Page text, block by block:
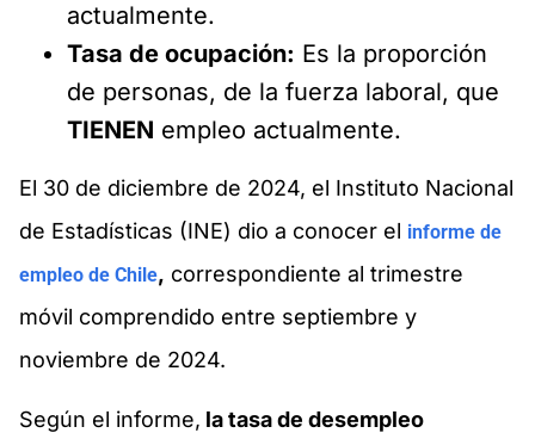
actualmente.
Tasa de ocupación: Es la proporción
de personas, de la fuerza laboral, que
TIENEN empleo actualmente.
El 30 de diciembre de 2024, el Instituto Nacional
de Estadísticas (INE) dio a conocer el informe de
empleo de Chile, correspondiente al trimestre
móvil comprendido entre septiembre y
noviembre de 2024.
Según el informe, la tasa de desempleo